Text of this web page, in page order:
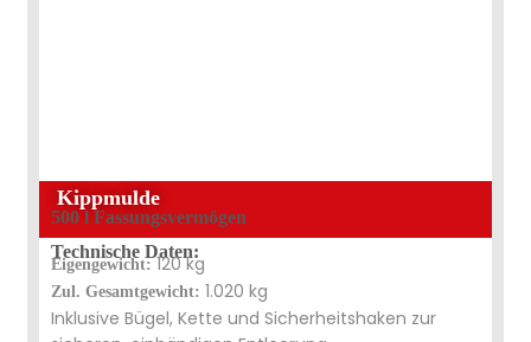
Kippmulde
500 l Fassungsvermögen
Technische Daten:
Eigengewicht:120 kg
Zul. Gesamtgewicht: 1.020 kg
Inklusive Bügel, Kette und Sicherheitshaken zur